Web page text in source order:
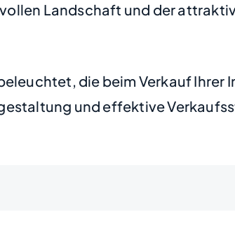
Landschaft und der
die beim Verkauf Ihrer
und effektive